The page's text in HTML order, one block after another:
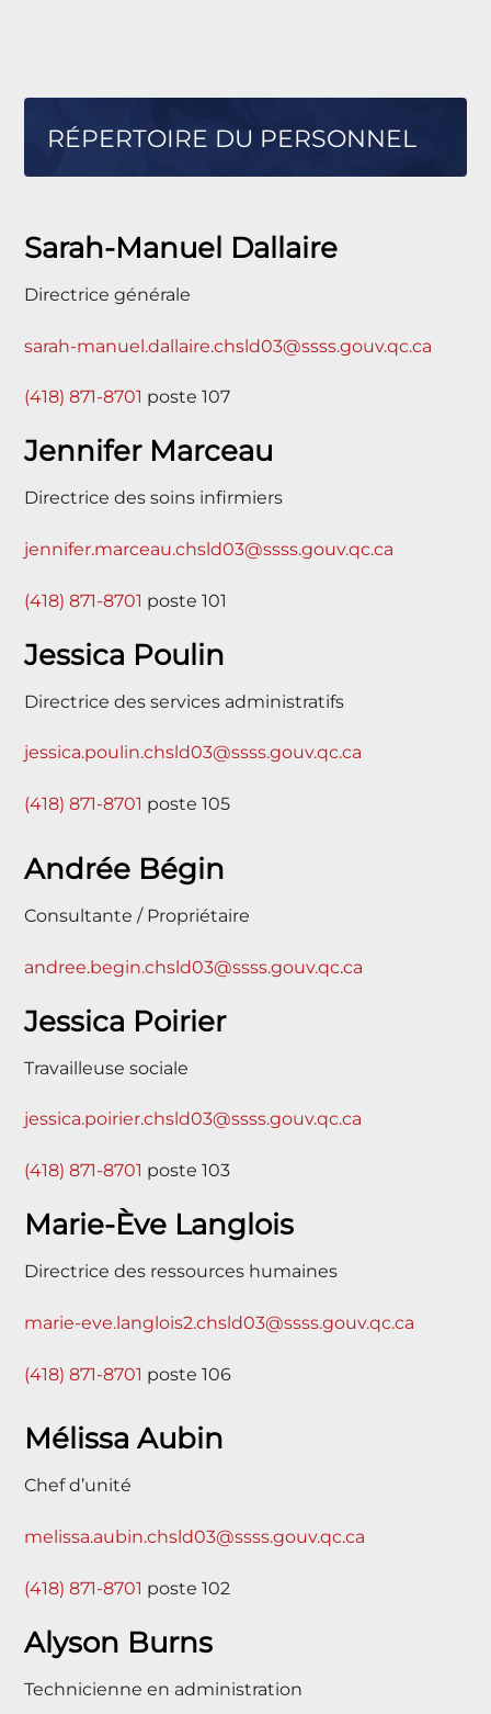
RÉPERTOIRE DU PERSONNEL
Sarah-Manuel Dallaire
Directrice générale
sarah-manuel.dallaire.chsld03@ssss.gouv.qc.ca
(418) 871-8701 poste 107
Jennifer Marceau
Directrice des soins infirmiers
jennifer.marceau.chsld03@ssss.gouv.qc.ca
(418) 871-8701 poste 101
Jessica Poulin
Directrice des services administratifs
jessica.poulin.chsld03@ssss.gouv.qc.ca
(418) 871-8701 poste 105
Andrée Bégin
Consultante / Propriétaire
andree.begin.chsld03@ssss.gouv.qc.ca
Jessica Poirier
Travailleuse sociale
jessica.poirier.chsld03@ssss.gouv.qc.ca
(418) 871-8701 poste 103
Marie-Ève Langlois
Directrice des ressources humaines
marie-eve.langlois2.chsld03@ssss.gouv.qc.ca
(418) 871-8701 poste 106
Mélissa Aubin
Chef d’unité
melissa.aubin.chsld03@ssss.gouv.qc.ca
(418) 871-8701 poste 102
Alyson Burns
Technicienne en administration